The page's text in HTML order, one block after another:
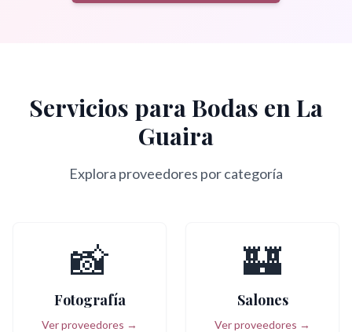
Servicios para Bodas enLa
Guaira
Explora proveedores por categoría
📸
Fotografía
Ver proveedores →
🏰
Salones
Ver proveedores →